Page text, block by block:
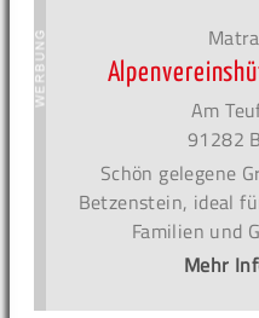
Am
91282
Schön gelegene
Betzenstein, ideal
Familien und
Mehr